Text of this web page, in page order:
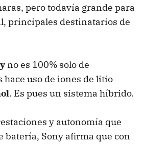
pero todavía grande para
principales destinatarios de
no es 100% solo de
hace uso de iones de litio
. Es pues un sistema híbrido.
y autonomía que
batería, Sony afirma que con